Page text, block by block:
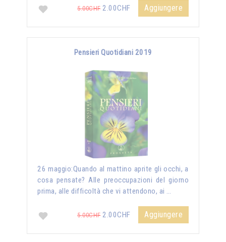
5.00CHF2.00CHF Aggiungere
Pensieri Quotidiani 2019
26 maggio:Quando al mattino aprite gli occhi, a
cosa pensate? Alle preoccupazioni del giorno
prima, alle difficoltà che vi attendono, ai …
5.00CHF2.00CHF Aggiungere